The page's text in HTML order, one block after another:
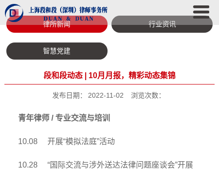
律所新闻 行业资讯
智慧党建
段和段动态 | 10月月报，精彩动态集锦
发布日期： 2022-11-02 浏览次数：
青年律师 / 专业交流与培训
10.08 开展“模拟法庭”活动
10.28 “国际交流与涉外送达法律问题座谈会”开展